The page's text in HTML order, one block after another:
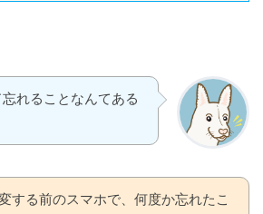
れることなんてある
する前のスマホで、何度か忘れたこ